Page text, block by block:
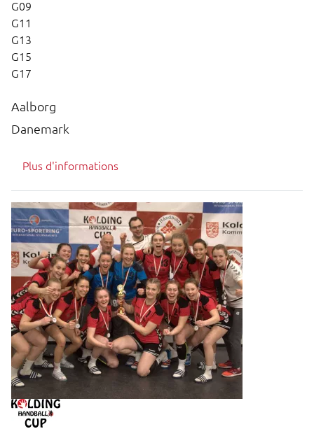
G09
G11
G13
G15
G17
Aalborg
Danemark
Plus d'informations